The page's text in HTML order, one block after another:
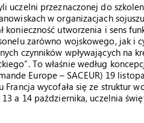
uczelni przeznaczonej do
w organizacjach sojuszu
konieczność utworzenia i sens
zarówno wojskowego, jak i
czynników wpływających na
To właśnie według
Europe – SACEUR) 19
wycofała się ze struktur
a 14 października, uczelnia